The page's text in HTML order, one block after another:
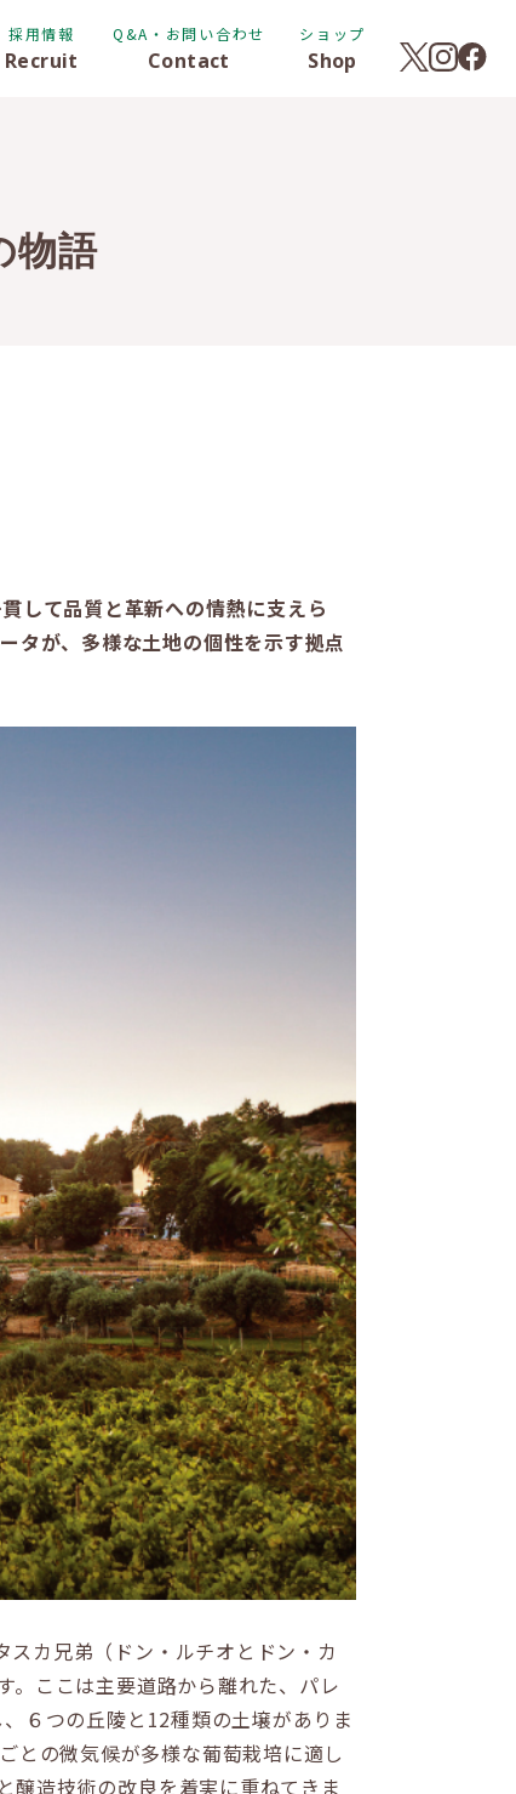
採用情報
Recruit
Q&A・お問い合わせ
Contact
ショップ
Shop
物語
して品質と革新への情熱に支えら
タが、多様な土地の個性を示す拠点
カ兄弟（ドン・ルチオとドン・カ
。ここは主要道路から離れた、パレ
６つの丘陵と12種類の土壌がありま
との微気候が多様な葡萄栽培に適し
醸造技術の改良を着実に重ねてきま